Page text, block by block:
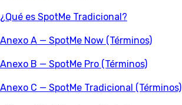
¿Qué es SpotMe Tradicional?
Anexo A — SpotMe Now (Términos)
Anexo B — SpotMe Pro (Términos)
Anexo C — SpotMe Tradicional (Términos)